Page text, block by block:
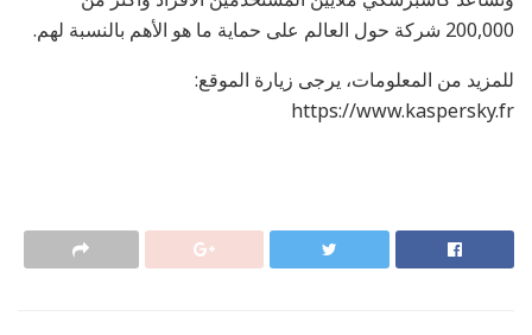
200,000 شركة حول العالم على حماية ما هو الأهم بالنسبة لهم.
للمزيد من المعلومات، يرجى زيارة الموقع:
https://www.kaspersky.fr